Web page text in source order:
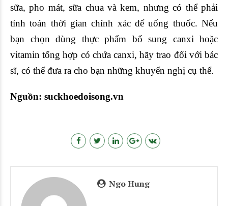
sữa, pho mát, sữa chua và kem, nhưng có thể phải
tính toán thời gian chính xác để uống thuốc. Nếu
bạn chọn dùng thực phẩm bổ sung canxi hoặc
vitamin tổng hợp có chứa canxi, hãy trao đổi với bác
sĩ, có thể đưa ra cho bạn những khuyến nghị cụ thể.
Nguồn: suckhoedoisong.vn
Ngo Hung